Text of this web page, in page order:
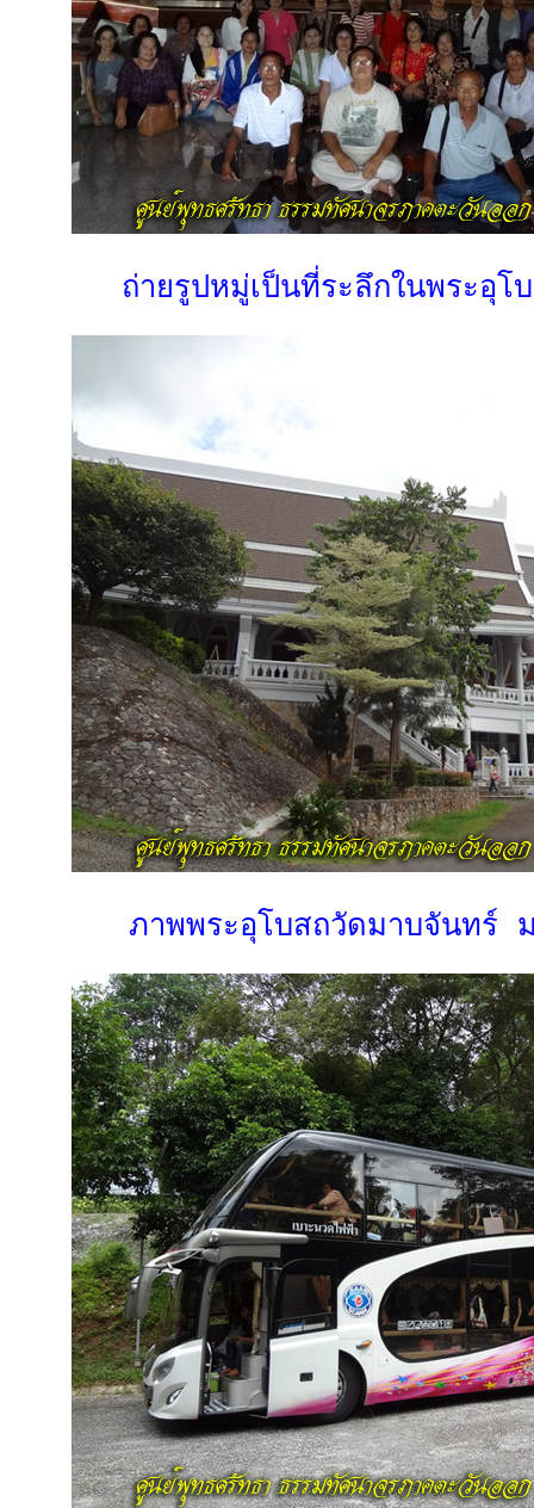
ถ่ายรูปหมู่เป็นที่ระลึกในพระอุโ
ภาพพระอุโบสถวัดมาบจันทร์